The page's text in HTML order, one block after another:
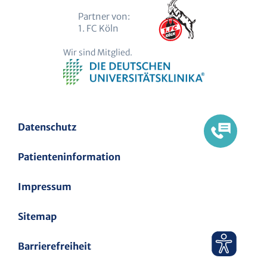
Datenschutz
Patienteninformation
Impressum
Sitemap
Barrierefreiheit
Partner von:
1. FC Köln
Wir sind Mitglied.